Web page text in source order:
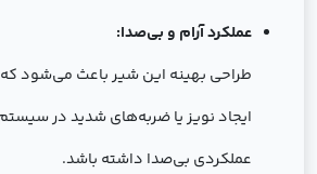
عملکرد آرام و بی‌صدا:
طراحی بهینه این شیر باعث می‌شود
ایجاد نویز یا ضربه‌های شدید در
عملکردی بی‌صدا داشته باشد.